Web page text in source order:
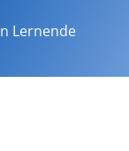
Lernende